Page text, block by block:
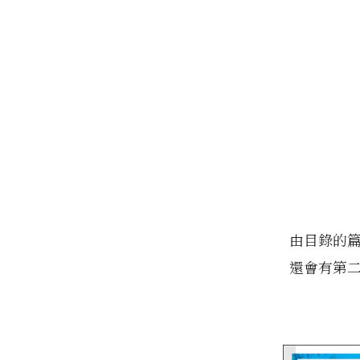
由目錄的
還會有第